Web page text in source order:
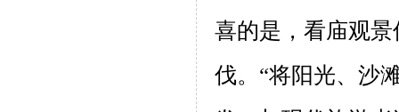
喜的是，看庙观
伐。“将阳光、沙